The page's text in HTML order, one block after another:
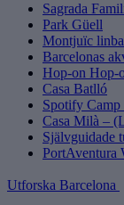
Sagrada
Park Güell
Montjuïc
Barcelonas
Hop-on Hop-
Casa Batlló
Spotify Camp
Casa Milà –
Självguidade
PortAventura
Utforska Barcelona